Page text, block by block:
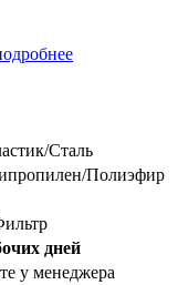
Сталь
Полиэфир
дней
у менеджера